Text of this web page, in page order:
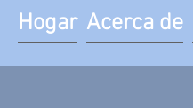
Hogar Acerca de